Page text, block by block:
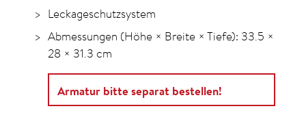
Leckageschutzsystem
Abmessungen (Höhe × Breite × Tiefe): 33.5 ×
28 × 31.3 cm
Armatur bitte separat bestellen!